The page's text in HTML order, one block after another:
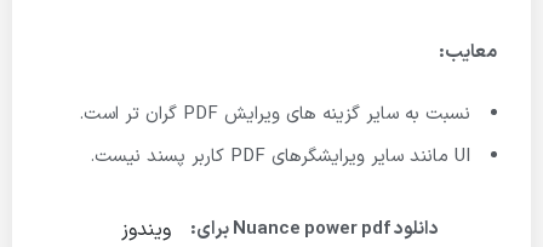
معایب:
نسبت به سایر گزینه های ویرایش PDF گران تر است.
دانلود Nuance power pdf برای: ویندوز